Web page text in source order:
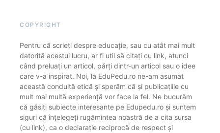
COPYRIGHT
Pentru că scrieți despre educație, sau cu atât mai mult
datorită acestui lucru, ar fi util să citați cu link, atunci
când preluați un articol, părți dintr-un articol sau o idee
care v-a inspirat. Noi, la EduPedu.ro ne-am asumat
această conduită etică și sperăm că și publicațiile cu
mult mai multă experiență vor face la fel. Ne bucurăm
că găsiți subiecte interesante pe Edupedu.ro și suntem
siguri că înțelegeți rugămintea noastră de a cita sursa
(cu link), ca o declarație reciprocă de respect și